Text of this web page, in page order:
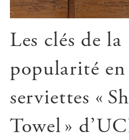
Les clés de la
popularité en
serviettes «
Towel »